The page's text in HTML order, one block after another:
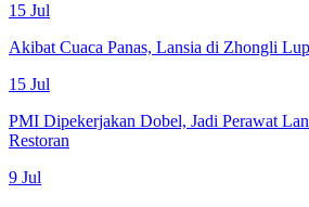
15 Jul
Akibat Cuaca Panas, Lansia di Zhongli
15 Jul
PMI Dipekerjakan Dobel, Jadi Perawat
Restoran
9 Jul